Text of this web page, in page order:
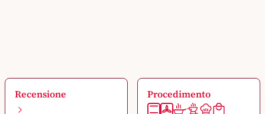
Recensione Procedimento